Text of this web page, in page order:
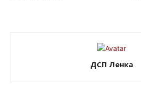
ДСП Ленка